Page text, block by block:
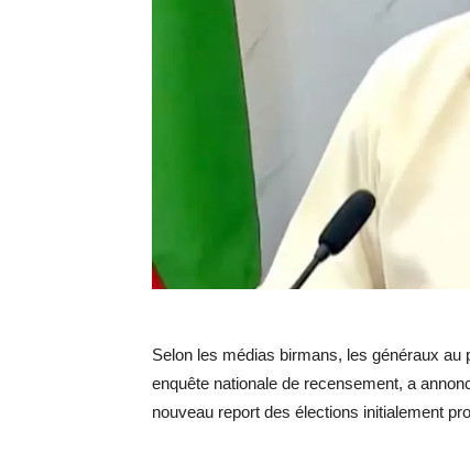
Selon les médias birmans, les généraux au
enquête nationale de recensement, a
nouveau report des élections initialement